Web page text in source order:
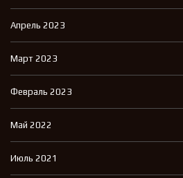
Апрель 2023
Март 2023
Февраль 2023
Май 2022
Июль 2021